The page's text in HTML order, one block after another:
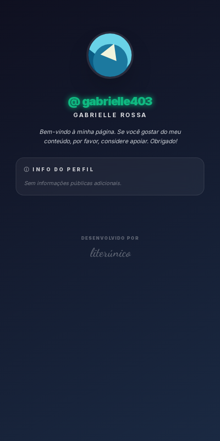
@gabrielle403
GABRIELLE ROSSA
Bem-vindo à minha página. Se você gostar do meu
conteúdo, por favor, considere apoiar. Obrigado!
INFO DO PERFIL
Sem informações públicas adicionais.
DESENVOLVIDO POR
literúnico